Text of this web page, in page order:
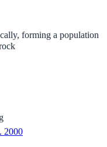
forming a population
2000